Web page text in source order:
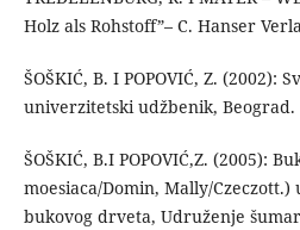
Holz als Rohstoff”– C. Hanser
ŠOŠKIĆ, B. I POPOVIĆ, Z. (2002):
univerzitetski udžbenik, Beograd.
ŠOŠKIĆ, B.I POPOVIĆ,Z. (2005):
moesiaca/Domin, Mally/Czeczott.)
bukovog drveta, Udruženje